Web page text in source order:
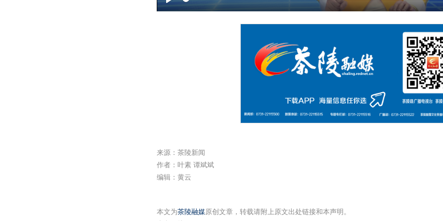
P
来源：茶陵新闻
作者：叶素 谭斌斌
编辑：黄云
本文为茶陵融媒原创文章，转载请附上原文出处链接和本声明。